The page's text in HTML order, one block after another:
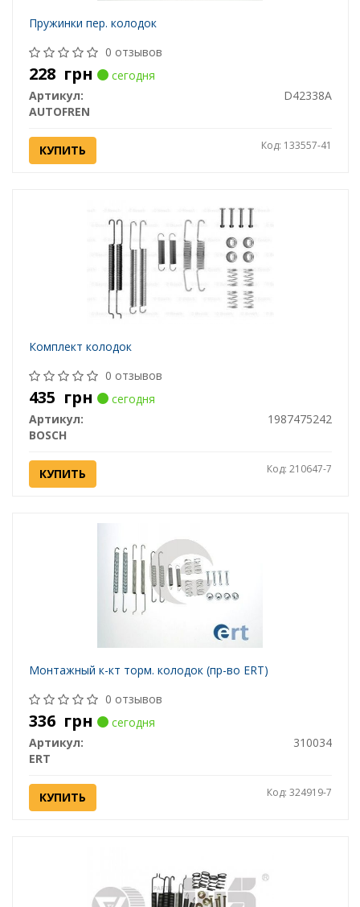
Пружинки пер. колодок
0 отзывов
228 грн
сегодня
Артикул:
D42338A
AUTOFREN
КУПИТЬ Код: 133557-41
Комплект колодок
0 отзывов
435 грн
сегодня
Артикул:
1987475242
BOSCH
КУПИТЬ Код: 210647-7
Монтажный к-кт торм. колодок (пр-во ERT)
0 отзывов
336 грн
сегодня
Артикул:
310034
ERT
КУПИТЬ Код: 324919-7